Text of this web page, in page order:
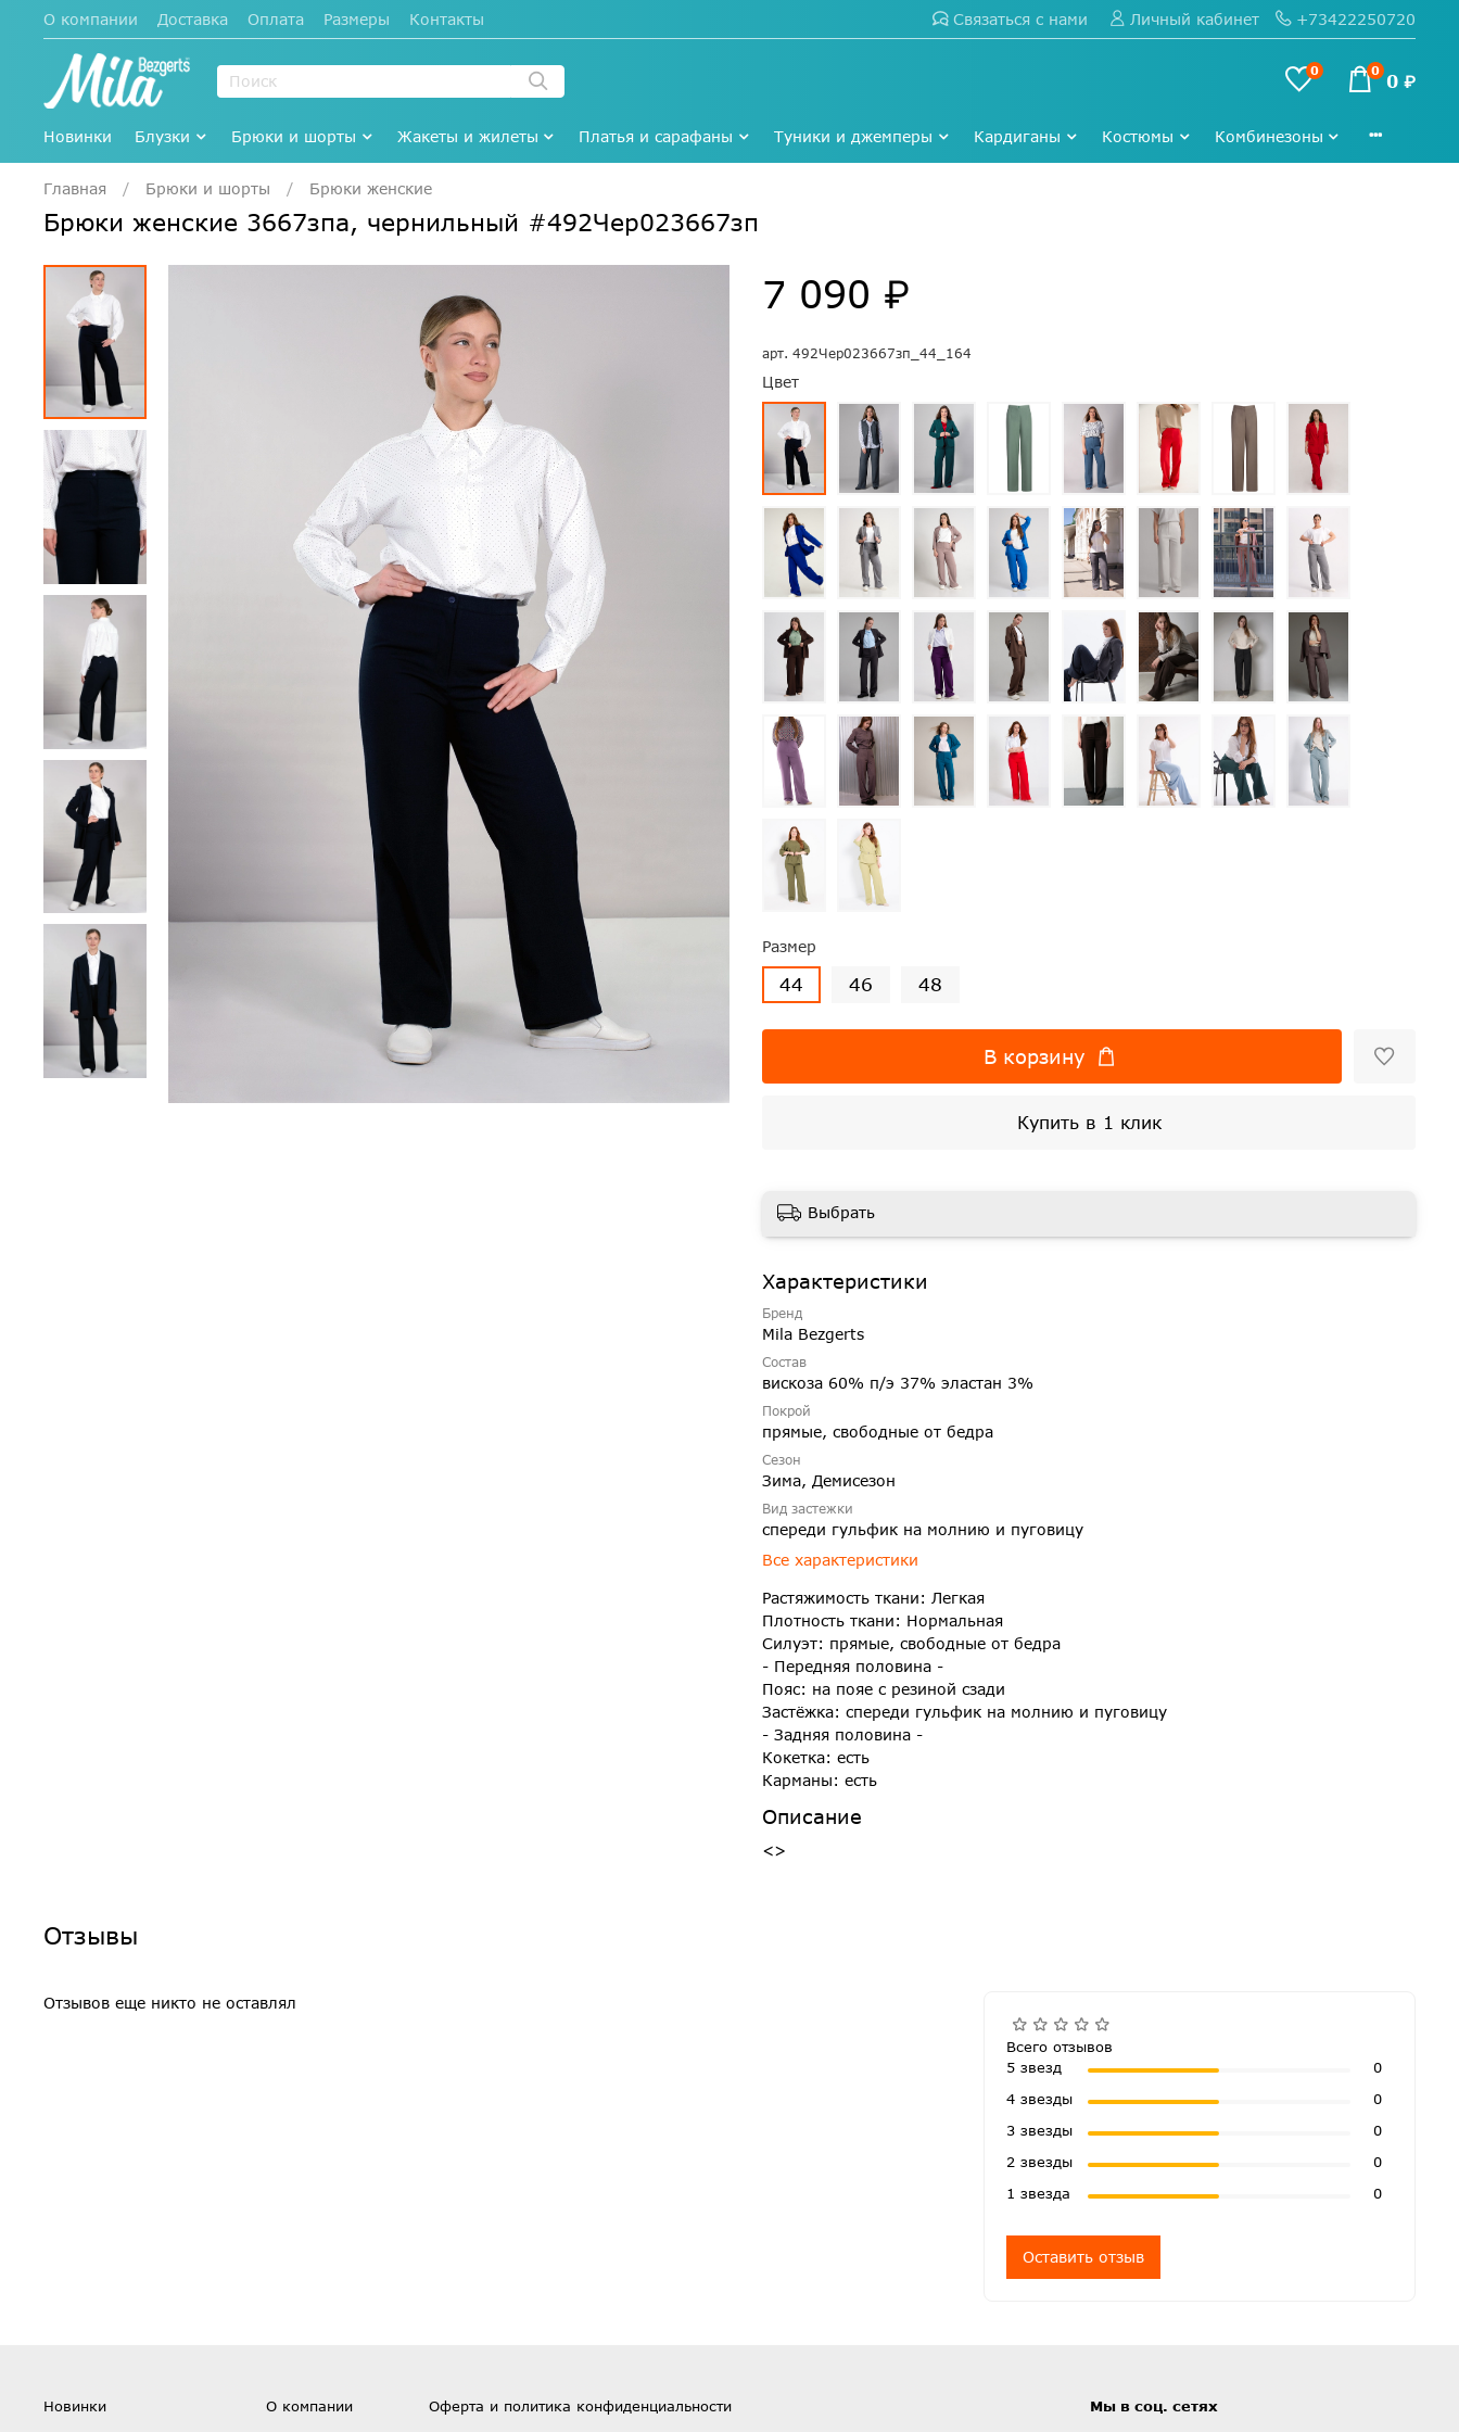
О компании Доставка Оплата Размеры Контакты Связаться с нами Личный кабинет +73422250720
0 0 0 ₽
Новинки Блузки Брюки и шорты Жакеты и жилеты Платья и сарафаны Туники и джемперы Кардиганы Костюмы Комбинезоны
Главная Брюки и шорты Брюки женские
Брюки женские 3667зпа, чернильный #492Чер023667зп
арт. 492Чер023667зп_44_164
Цвет
Размер
44 46 48
7 090 ₽
В корзину
Купить в 1 клик
Выбрать
Характеристики
Бренд
Mila Bezgerts
Состав
вискоза 60% п/э 37% эластан 3%
Покрой
прямые, свободные от бедра
Сезон
Зима, Демисезон
Вид застежки
спереди гульфик на молнию и пуговицу
Все характеристики
Растяжимость ткани: Легкая
Плотность ткани: Нормальная
Силуэт: прямые, свободные от бедра
- Передняя половина -
Пояс: на пояе с резиной сзади
Застёжка: спереди гульфик на молнию и пуговицу
- Задняя половина -
Кокетка: есть
Карманы: есть
Описание
<>
Отзывы
Отзывов еще никто не оставлял
Всего отзывов
5 звезд
0
4 звезды
0
3 звезды
0
2 звезды
0
1 звезда
0
Оставить отзыв
Новинки
О компании
Оферта и политика конфиденциальности
Мы в соц. сетях